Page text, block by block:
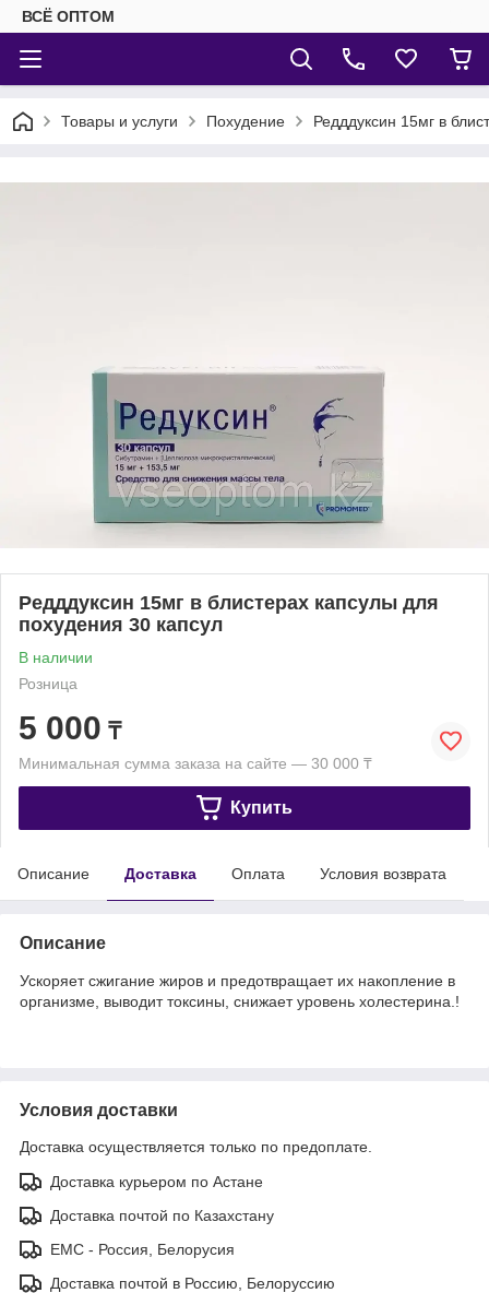
ВСЁ ОПТОМ
Товары и услуги Похудение Редддуксин 15мг в
Редддуксин 15мг в блистерах капсулы для
похудения 30 капсул
В наличии
Розница
5 000 ₸
Минимальная сумма заказа на сайте — 30 000 ₸
Купить
Описание Доставка Оплата Условия возврата
Описание
Ускоряет сжигание жиров и предотвращает их накопление в
организме, выводит токсины, снижает уровень холестерина.!
Условия доставки
Доставка осуществляется только по предоплате.
Доставка курьером по Астане
Доставка почтой по Казахстану
ЕМС - Россия, Белорусия
Доставка почтой в Россию, Белоруссию